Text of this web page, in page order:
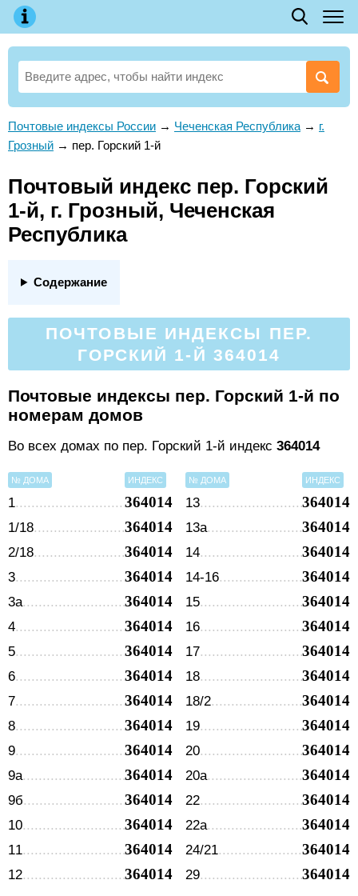
Почтовые индексы России → Чеченская Республика → г.
Грозный → пер. Горский 1-й
Почтовый индекс пер. Горский
1-й, г. Грозный, Чеченская
Республика
Содержание
ПОЧТОВЫЕ ИНДЕКСЫ ПЕР.
ГОРСКИЙ 1-Й 364014
Почтовые индексы пер. Горский 1-й по
номерам домов
Во всех домах по пер. Горский 1-й индекс 364014
№ ДОМА ИНДЕКС
1 364014
1/18 364014
2/18 364014
3 364014
3а 364014
4 364014
5 364014
6 364014
7 364014
8 364014
9 364014
9а 364014
9б 364014
10 364014
11 364014
12 364014
№ ДОМА ИНДЕКС
13 364014
13а 364014
14 364014
14-16 364014
15 364014
16 364014
17 364014
18 364014
18/2 364014
19 364014
20 364014
20а 364014
22 364014
22а 364014
24/21 364014
29 364014